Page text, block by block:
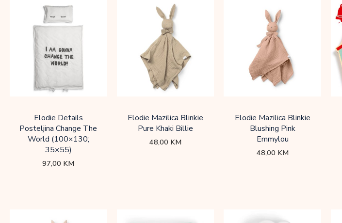
Elodie Details
Posteljina Change The
World (100×130;
35×55)
97,00 KM
Elodie Mazilica Blinkie
Pure Khaki Billie
48,00 KM
Elodie Mazilica Blinkie
Blushing Pink
Emmylou
48,00 KM